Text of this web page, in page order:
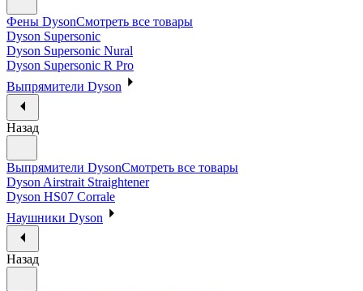
Фены DysonСмотреть все товары
Dyson Supersonic
Dyson Supersonic Nural
Dyson Supersonic R Pro
Выпрямители Dyson
Назад
Выпрямители DysonСмотреть все товары
Dyson Airstrait Straightener
Dyson HS07 Corrale
Наушники Dyson
Назад